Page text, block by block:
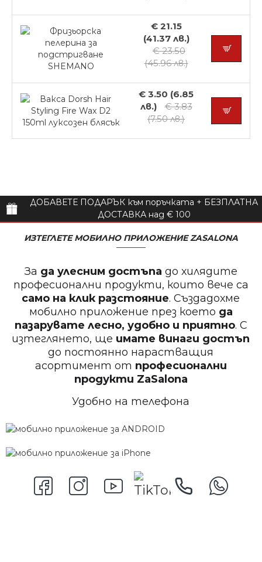
€ 21.15
(41.37 лв.)
€ 23.50
(45.96 лв.)
€ 3.50 (6.85
лв.)
€ 3.83
(7.50 лв.)
ДОБАВЕТЕ ПОДАРЪК към поръчката + БЕЗПЛАТНА
ДОСТАВКА над € 100
ИЗТЕГЛЕТЕ МОБИЛНО ПРИЛОЖЕНИЕ ZASALONA
За да улесним достъпа до хилядите
професионални продукти, които вече са
само на клик разстояние. Създадохме
мобилно приложение през което да
пазарувате лесно, удобно и приятно. С
изтеглянето, ще имате винаги достъп
до постоянно нарастващия
асортимент от професионални
продукти ZaSalona
Удобно на телефона